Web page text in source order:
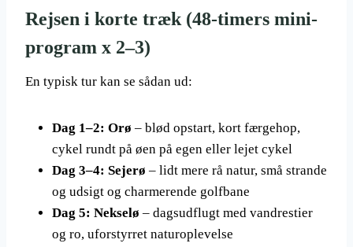
Rejsen i korte træk (48-timers mini-
program x 2–3)
En typisk tur kan se sådan ud:
Dag 1–2: Orø – blød opstart, kort færgehop,
cykel rundt på øen på egen eller lejet cykel
Dag 3–4: Sejerø – lidt mere rå natur, små strande
og udsigt og charmerende golfbane
Dag 5: Nekselø – dagsudflugt med vandrestier
og ro, uforstyrret naturoplevelse